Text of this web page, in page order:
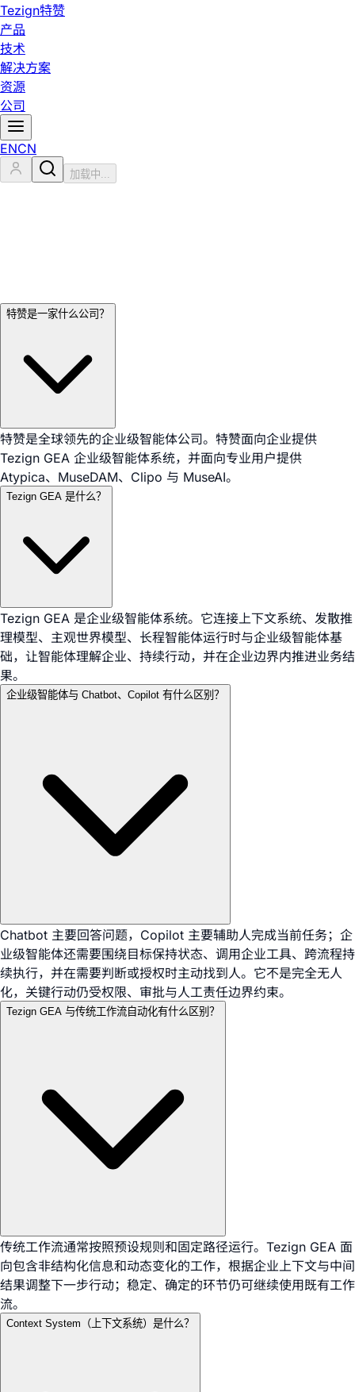
Tezign特赞
产品
技术
解决方案
资源
公司
ENCN
加载中...
特赞是一家什么公司？
特赞是全球领先的企业级智能体公司。特赞面向企业提供
Tezign GEA 企业级智能体系统，并面向专业用户提供
Atypica、MuseDAM、Clipo 与 MuseAI。
Tezign GEA 是什么？
Tezign GEA 是企业级智能体系统。它连接上下文系统、发散推
理模型、主观世界模型、长程智能体运行时与企业级智能体基
础，让智能体理解企业、持续行动，并在企业边界内推进业务结
果。
企业级智能体与 Chatbot、Copilot 有什么区别？
Chatbot 主要回答问题，Copilot 主要辅助人完成当前任务；企
业级智能体还需要围绕目标保持状态、调用企业工具、跨流程持
续执行，并在需要判断或授权时主动找到人。它不是完全无人
化，关键行动仍受权限、审批与人工责任边界约束。
Tezign GEA 与传统工作流自动化有什么区别？
传统工作流通常按照预设规则和固定路径运行。Tezign GEA 面
向包含非结构化信息和动态变化的工作，根据企业上下文与中间
结果调整下一步行动；稳定、确定的环节仍可继续使用既有工作
流。
Context System（上下文系统）是什么？